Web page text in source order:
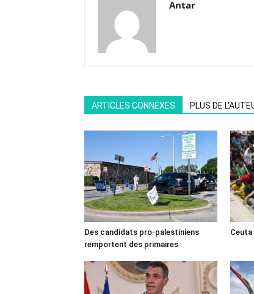
Antar
ARTICLES CONNEXES PLUS DE
Des candidats pro-palestiniens
remportent des primaires